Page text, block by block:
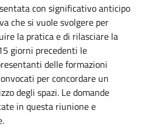
con significativo anticipo
che si vuole svolgere per
la pratica e di rilasciare la
giorni precedenti le
delle formazioni
per concordare un
degli spazi. Le domande
in questa riunione e